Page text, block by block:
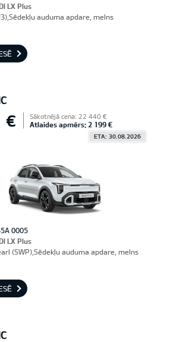
LX Plus
auduma apdare, melns
€ Sākotnējā cena: 22 440 €
Atlaides apmērs: 2 199 €
ETA: 30.08.2026
0005
LX Plus
(SWP),Sēdekļu auduma apdare, melns